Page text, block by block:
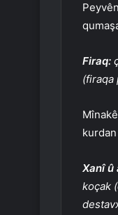
Firaq:
(firaqa
Xanî û
koçak